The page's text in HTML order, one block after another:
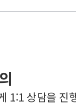
1:1 상담을 진